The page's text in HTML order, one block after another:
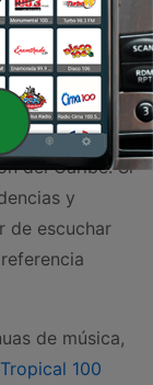
se ha
de las
crear un
esta
para
del Caribe. Si
y
de escuchar
de música,
Tropical 100